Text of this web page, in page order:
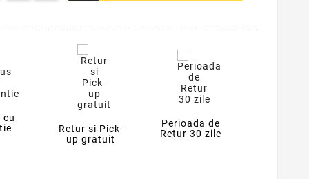
cu
Retur si Pick-
up gratuit
Perioada de
Retur 30 zile